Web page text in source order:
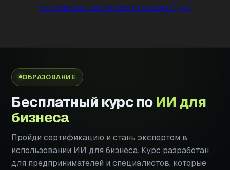
которые заставят клиента сказать "да"
ОБРАЗОВАНИЕ
Бесплатный курс поИИ для
бизнеса
Пройди сертификацию и стань экспертом в
использовании ИИ для бизнеса. Курс разработан
для предпринимателей и специалистов, которые